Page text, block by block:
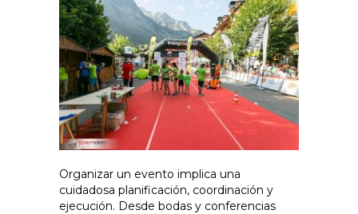
Organizar un evento implica una
cuidadosa planificación, coordinación y
ejecución. Desde bodas y conferencias